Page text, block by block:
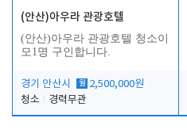
(안산)아우라 관광호텔
(안산)아우라 관광호텔 청소이
모1명 구인합니다.
경기 안산시 월 2,500,000원
청소
경력무관